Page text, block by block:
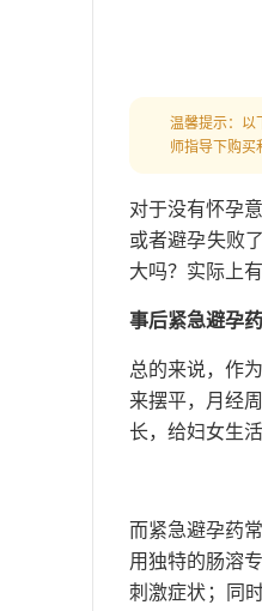
温馨提示：以
师指导下购买
对于没有怀孕
或者避孕失败
大吗？实际上
事后紧急避孕
总的来说，作
来摆平，月经
长，给妇女生
而紧急避孕药
用独特的肠溶
刺激症状；同